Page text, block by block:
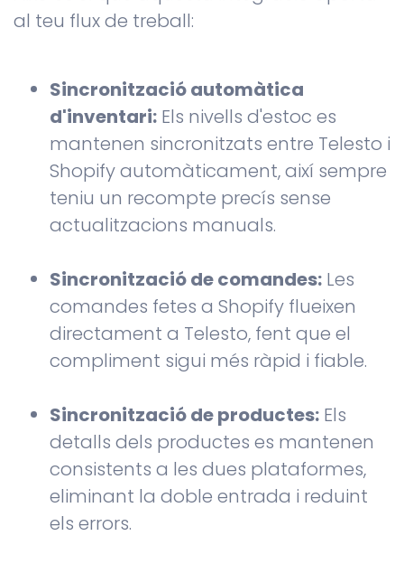
al teu flux de treball:
Sincronització automàtica
d'inventari: Els nivells d'estoc es
mantenen sincronitzats entre Telesto i
Shopify automàticament, així sempre
teniu un recompte precís sense
actualitzacions manuals.
Sincronització de comandes: Les
comandes fetes a Shopify flueixen
directament a Telesto, fent que el
compliment sigui més ràpid i fiable.
Sincronització de productes: Els
detalls dels productes es mantenen
consistents a les dues plataformes,
eliminant la doble entrada i reduint
els errors.